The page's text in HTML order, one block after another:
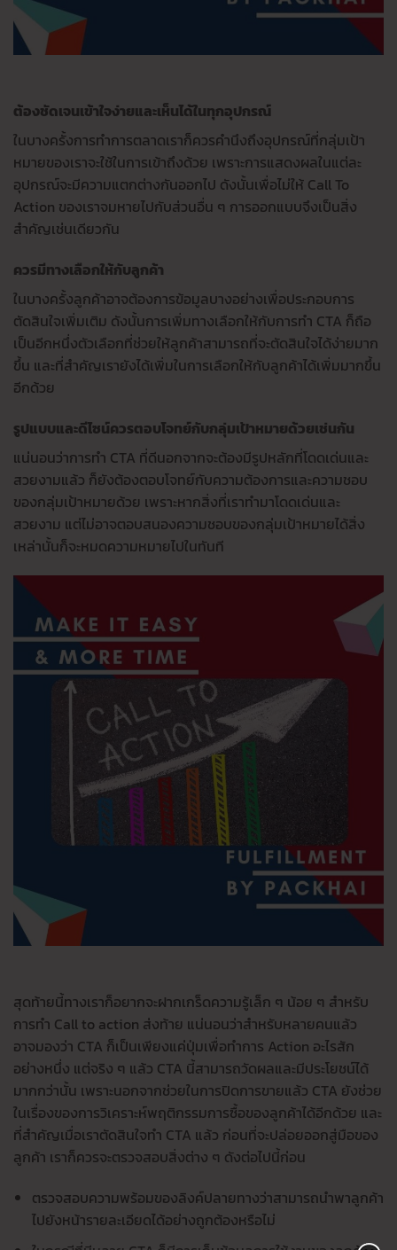
ต้องชัดเจนเข้าใจง่ายและเห็นได้ในทุกอุปกรณ์
ในบางครั้งการทำการตลาดเราก็ควรคำนึงถึงอุปกรณ์ที่กลุ่มเป้า
หมายของเราจะใช้ในการเข้าถึงด้วย เพราะการแสดงผลในแต่ละ
อุปกรณ์จะมีความแตกต่างกันออกไป ดังนั้นเพื่อไม่ให้ Call To
Action ของเราจมหายไปกับส่วนอื่น ๆ การออกแบบจึงเป็นสิ่ง
สำคัญเช่นเดียวกัน
ควรมีทางเลือกให้กับลูกค้า
ในบางครั้งลูกค้าอาจต้องการข้อมูลบางอย่างเพื่อประกอบการ
ตัดสินใจเพิ่มเติม ดังนั้นการเพิ่มทางเลือกให้กับการทำ CTA ก็ถือ
เป็นอีกหนึ่งตัวเลือกที่ช่วยให้ลูกค้าสามารถที่จะตัดสินใจได้ง่ายมาก
ขึ้น และที่สำคัญเรายังได้เพิ่มในการเลือกให้กับลูกค้าได้เพิ่มมากขึ้น
อีกด้วย
รูปแบบและดีไซน์ควรตอบโจทย์กับกลุ่มเป้าหมายด้วยเช่นกัน
แน่นอนว่าการทำ CTA ที่ดีนอกจากจะต้องมีรูปหลักที่โดดเด่นและ
สวยงามแล้ว ก็ยังต้องตอบโจทย์กับความต้องการและความชอบ
ของกลุ่มเป้าหมายด้วย เพราะหากสิ่งที่เราทำมาโดดเด่นและ
สวยงาม แต่ไม่อาจตอบสนองความชอบของกลุ่มเป้าหมายได้สิ่ง
เหล่านั้นก็จะหมดความหมายไปในทันที
สุดท้ายนี้ทางเราก็อยากจะฝากเกร็ดความรู้เล็ก ๆ น้อย ๆ สำหรับ
การทำ Call to action ส่งท้าย แน่นอนว่าสำหรับหลายคนแล้ว
อาจมองว่า CTA ก็เป็นเพียงแค่ปุ่มเพื่อทำการ Action อะไรสัก
อย่างหนึ่ง แต่จริง ๆ แล้ว CTA นี้สามารถวัดผลและมีประโยชน์ได้
มากกว่านั้น เพราะนอกจากช่วยในการปิดการขายแล้ว CTA ยังช่วย
ในเรื่องของการวิเคราะห์พฤติกรรมการซื้อของลูกค้าได้อีกด้วย และ
ที่สำคัญเมื่อเราตัดสินใจทำ CTA แล้ว ก่อนที่จะปล่อยออกสู่มือของ
ลูกค้า เราก็ควรจะตรวจสอบสิ่งต่าง ๆ ดังต่อไปนี้ก่อน
ตรวจสอบความพร้อมของลิงค์ปลายทางว่าสามารถนำพาลูกค้า
ไปยังหน้ารายละเอียดได้อย่างถูกต้องหรือไม่